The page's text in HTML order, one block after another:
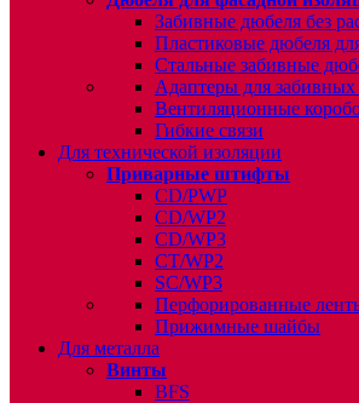
Забивные дюбеля без
Пластиковые дюбеля
Стальные забивные
Адаптеры для забивных
Вентиляционные
Гибкие связи
Для технической изоляции
Приварные штифты
CD/PWP
CD/WP2
CD/WP3
CT/WP2
SC/WP3
Перфорированные
Прижимные шайбы
Для металла
Винты
BFS